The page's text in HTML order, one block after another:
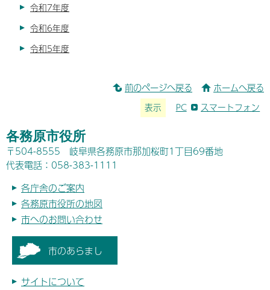
令和7年度
令和6年度
令和5年度
前のページへ戻る ホームへ戻る
表示 PC スマートフォン
各務原市役所
〒504-8555 岐阜県各務原市那加桜町1丁目69番地
代表電話：058-383-1111
各庁舎のご案内
各務原市役所の地図
市へのお問い合わせ
市のあらまし
サイトについて